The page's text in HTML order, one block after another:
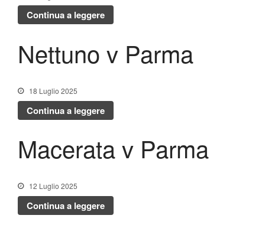
Continua a leggere
Nettuno v Parma
18 Luglio 2025
Continua a leggere
Macerata v Parma
12 Luglio 2025
Continua a leggere